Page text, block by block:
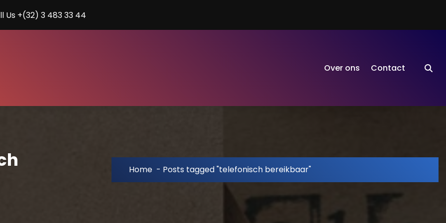
Us +(32) 3 483 33 44
Over ons Contact
Home - Posts tagged "telefonisch bereikbaar"